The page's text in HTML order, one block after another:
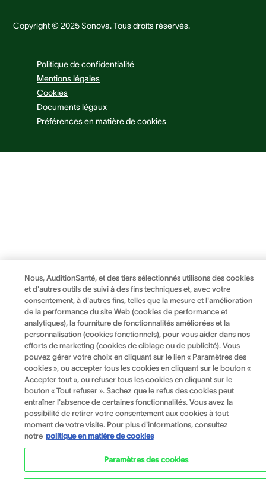
Copyright © 2025 Sonova. Tous droits réservés.
Politique de confidentialité
Mentions légales
Cookies
Documents légaux
Préférences en matière de cookies
Nous, AuditionSanté, et des tiers sélectionnés utilisons des cookies
et d'autres outils de suivi à des fins techniques et, avec votre
consentement, à d'autres fins, telles que la mesure et l'amélioration
de la performance du site Web (cookies de performance et
analytiques), la fourniture de fonctionnalités améliorées et la
personnalisation (cookies fonctionnels), pour vous aider dans nos
efforts de marketing (cookies de ciblage ou de publicité). Vous
pouvez gérer votre choix en cliquant sur le lien « Paramètres des
cookies », ou accepter tous les cookies en cliquant sur le bouton «
Accepter tout », ou refuser tous les cookies en cliquant sur le
bouton « Tout refuser ». Sachez que le refus des cookies peut
entraîner l'absence de certaines fonctionnalités. Vous avez la
possibilité de retirer votre consentement aux cookies à tout
moment de votre visite. Pour plus d'informations, consultez
notre politique en matière de cookies
Paramètres des cookies